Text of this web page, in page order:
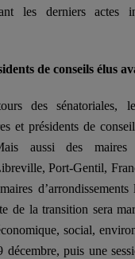
les derniers actes
de conseils élus
des sénatoriales,
et présidents de
aussi des maires
Port-Gentil,
de la transition sera
social,
puis une